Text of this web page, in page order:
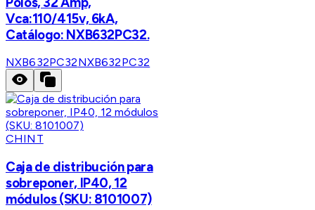
Vca:110/415v, 6kA,
Catálogo: NXB632PC32.
NXB632PC32NXB632PC32
CHINT
Caja de distribución para
sobreponer, IP40, 12
módulos (SKU: 8101007)